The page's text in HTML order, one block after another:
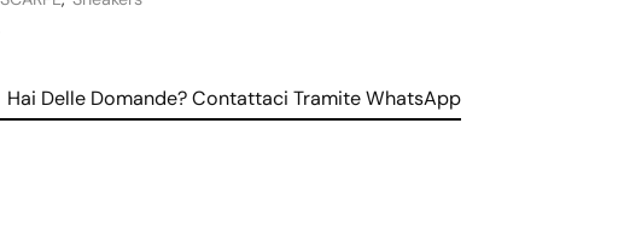
Hai Delle Domande? Contattaci Tramite WhatsApp